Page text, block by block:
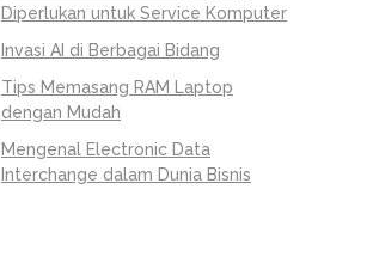
Diperlukan untuk Service Komputer
Invasi AI di Berbagai Bidang
Tips Memasang RAM Laptop
dengan Mudah
Mengenal Electronic Data
Interchange dalam Dunia Bisnis